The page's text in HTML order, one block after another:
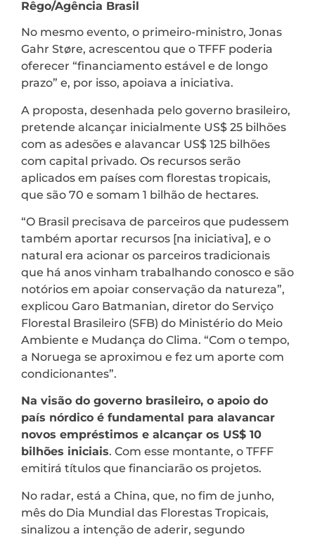
Rêgo/Agência Brasil
No mesmo evento, o primeiro-ministro, Jonas
Gahr Støre, acrescentou que o TFFF poderia
oferecer “financiamento estável e de longo
prazo” e, por isso, apoiava a iniciativa.
A proposta, desenhada pelo governo brasileiro,
pretende alcançar inicialmente US$ 25 bilhões
com as adesões e alavancar US$ 125 bilhões
com capital privado. Os recursos serão
aplicados em países com florestas tropicais,
que são 70 e somam 1 bilhão de hectares.
“O Brasil precisava de parceiros que pudessem
também aportar recursos [na iniciativa], e o
natural era acionar os parceiros tradicionais
que há anos vinham trabalhando conosco e são
notórios em apoiar conservação da natureza”,
explicou Garo Batmanian, diretor do Serviço
Florestal Brasileiro (SFB) do Ministério do Meio
Ambiente e Mudança do Clima. “Com o tempo,
a Noruega se aproximou e fez um aporte com
condicionantes”.
Na visão do governo brasileiro, o apoio do
país nórdico é fundamental para alavancar
novos empréstimos e alcançar os US$ 10
bilhões iniciais. Com esse montante, o TFFF
emitirá títulos que financiarão os projetos.
No radar, está a China, que, no fim de junho,
mês do Dia Mundial das Florestas Tropicais,
sinalizou a intenção de aderir, segundo